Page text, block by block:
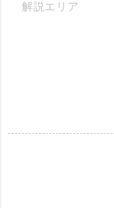
解説エリア